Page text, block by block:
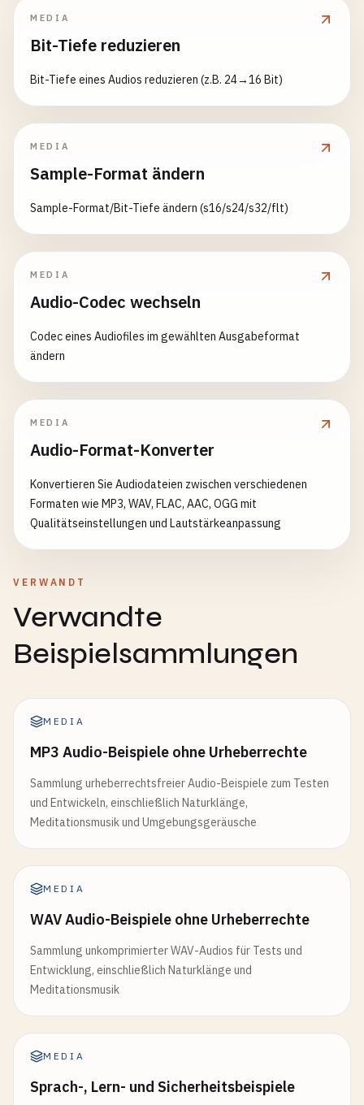
MEDIA
Bit-Tiefe reduzieren
Bit-Tiefe eines Audios reduzieren (z.B. 24→16 Bit)
MEDIA
Sample-Format ändern
Sample-Format/Bit-Tiefe ändern (s16/s24/s32/flt)
MEDIA
Audio-Codec wechseln
Codec eines Audiofiles im gewählten Ausgabeformat
ändern
MEDIA
Audio-Format-Konverter
Konvertieren Sie Audiodateien zwischen verschiedenen
Formaten wie MP3, WAV, FLAC, AAC, OGG mit
Qualitätseinstellungen und Lautstärkeanpassung
VERWANDT
Verwandte
Beispielsammlungen
MEDIA
MP3 Audio-Beispiele ohne Urheberrechte
Sammlung urheberrechtsfreier Audio-Beispiele zum Testen
und Entwickeln, einschließlich Naturklänge,
Meditationsmusik und Umgebungsgeräusche
MEDIA
WAV Audio-Beispiele ohne Urheberrechte
Sammlung unkomprimierter WAV-Audios für Tests und
Entwicklung, einschließlich Naturklänge und
Meditationsmusik
MEDIA
Sprach-, Lern- und Sicherheitsbeispiele